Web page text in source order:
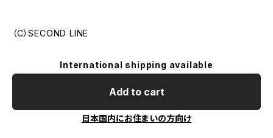
（C）SECOND LINE
International shipping available
Add to cart
日本国内にお住まいの方向け